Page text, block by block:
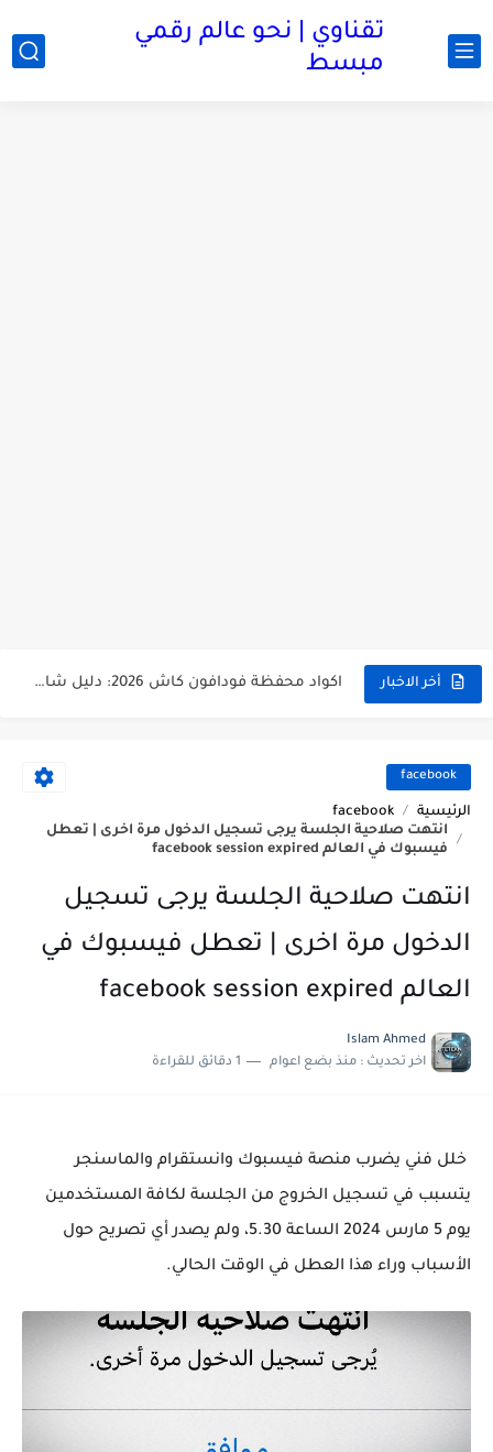
تقناوي | نحو عالم رقمي
مبسط
أخر الاخبار اكواد محفظة فودافون كاش 2026: دليل شامل من التفعيل حتى السحب من atm - تقناوي
تجربة شراء من موقع تيمو temu مصر - تقناوي facebook
الرئيسية
facebook
انتهت صلاحية الجلسة يرجى تسجيل الدخول مرة اخرى | تعطل
فيسبوك في العالم facebook session expired
انتهت صلاحية الجلسة يرجى تسجيل
الدخول مرة اخرى | تعطل فيسبوك في
العالم facebook session expired
Islam Ahmed
اخر تحديث : منذ بضع اعوام 1 دقائق للقراءة
خلل فني يضرب منصة فيسبوك وانستقرام والماسنجر
يتسبب في تسجيل الخروج من الجلسة لكافة المستخدمين
يوم 5 مارس 2024 الساعة 5.30، ولم يصدر أي تصريح حول
الأسباب وراء هذا العطل في الوقت الحالي.